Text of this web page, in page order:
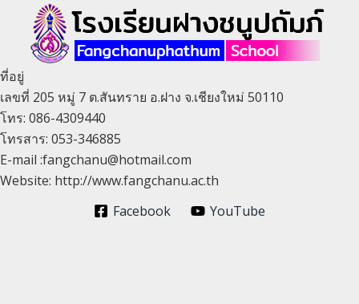
ที่อยู่
เลขที่ 205 หมู่ 7 ต.สันทราย อ.ฝาง จ.เชียงใหม่ 50110
โทร: 086-4309440
โทรสาร: 053-346885
E-mail :fangchanu@hotmail.com
Website: http://www.fangchanu.ac.th
Facebook
YouTube